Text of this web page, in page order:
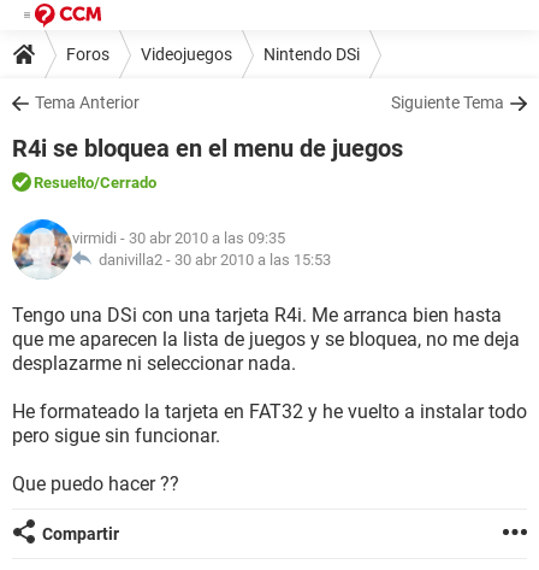
Foros Videojuegos Nintendo DSi
Tema Anterior Siguiente Tema
R4i se bloquea en el menu de juegos
Resuelto/Cerrado
virmidi - 30 abr 2010 a las 09:35
danivilla2 - 30 abr 2010 a las 15:53
Tengo una DSi con una tarjeta R4i. Me arranca bien hasta
que me aparecen la lista de juegos y se bloquea, no me deja
desplazarme ni seleccionar nada.
He formateado la tarjeta en FAT32 y he vuelto a instalar todo
pero sigue sin funcionar.
Que puedo hacer ??
Compartir